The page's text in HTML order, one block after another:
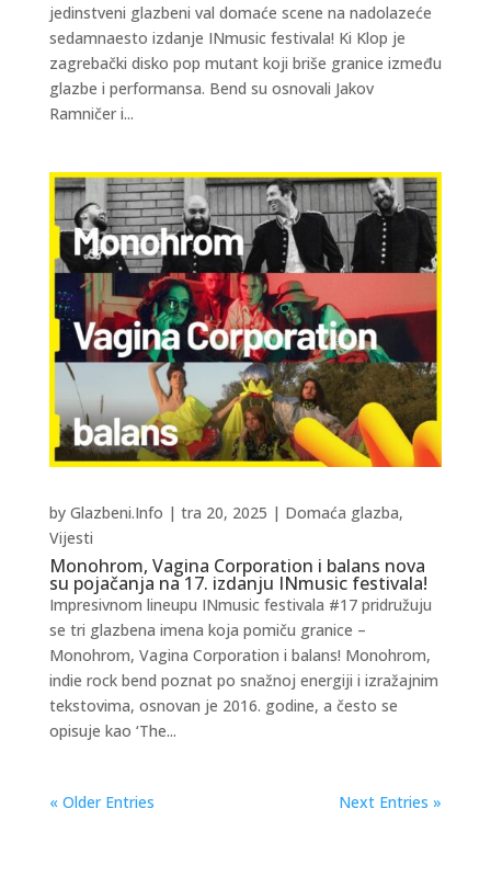
jedinstveni glazbeni val domaće scene na nadolazeće
sedamnaesto izdanje INmusic festivala! Ki Klop je
zagrebački disko pop mutant koji briše granice između
glazbe i performansa. Bend su osnovali Jakov
Ramničer i...
Monohrom, Vagina Corporation i balans nova
su pojačanja na 17. izdanju INmusic festivala!
by Glazbeni.Info | tra 20, 2025 | Domaća glazba,
Vijesti
Impresivnom lineupu INmusic festivala #17 pridružuju
se tri glazbena imena koja pomiču granice –
Monohrom, Vagina Corporation i balans! Monohrom,
indie rock bend poznat po snažnoj energiji i izražajnim
tekstovima, osnovan je 2016. godine, a često se
opisuje kao ‘The...
« Older Entries Next Entries »